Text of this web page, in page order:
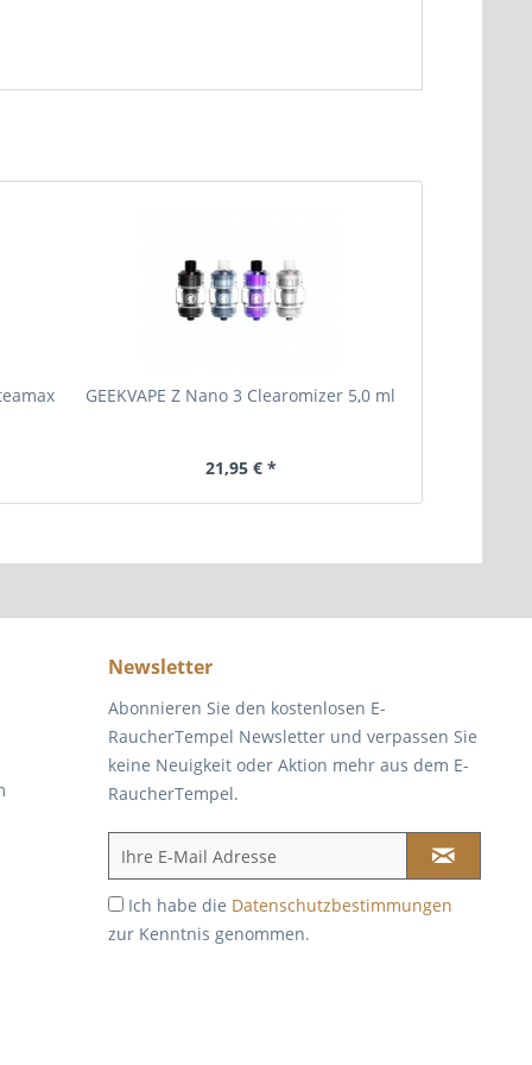
GEEKVAPE Z Nano 3 Clearomizer 5,0 ml
21,95 € *
Newsletter
Abonnieren Sie den kostenlosen E-
RaucherTempel Newsletter und verpassen Sie
keine Neuigkeit oder Aktion mehr aus dem E-
RaucherTempel.
Ich habe die Datenschutzbestimmungen
zur Kenntnis genommen.